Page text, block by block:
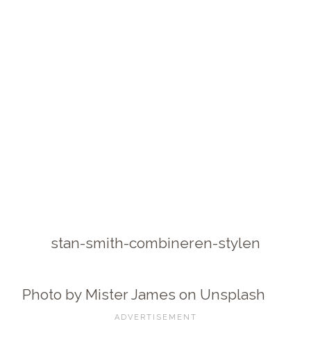
stan-smith-combineren-stylen
Photo by Mister James on Unsplash